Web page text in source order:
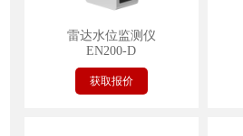
雷达水位监测仪
EN200-D
获取报价